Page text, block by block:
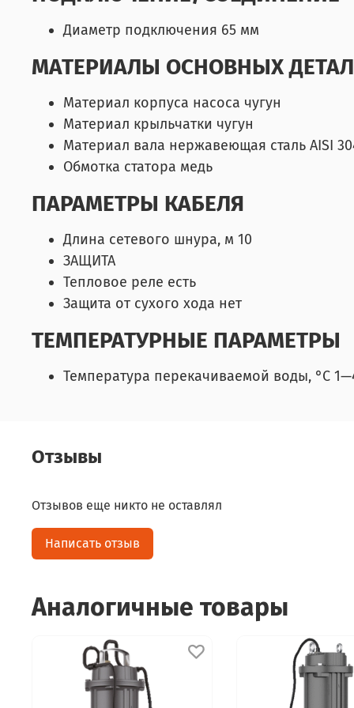
Диаметр подключения 65 мм
МАТЕРИАЛЫ ОСНОВНЫХ
Материал корпуса насоса чугун
Материал крыльчатки чугун
Материал вала нержавеющая сталь AISI
Обмотка статора медь
ПАРАМЕТРЫ КАБЕЛЯ
Длина сетевого шнура, м 10
ЗАЩИТА
Тепловое реле есть
Защита от сухого хода нет
ТЕМПЕРАТУРНЫЕ ПАРАМЕТРЫ
Температура перекачиваемой воды, °C
Отзывы
Отзывов еще никто не оставлял
Написать отзыв
Аналогичные товары